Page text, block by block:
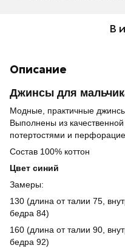
В
Описание
Джинсы для
Модные, практичные
Выполнены из
потертостями и
Состав 100% коттон
Цвет синий
Замеры:
130 (длина от талии 75,
бедра 84)
160 (длина от талии 90,
бедра 92)